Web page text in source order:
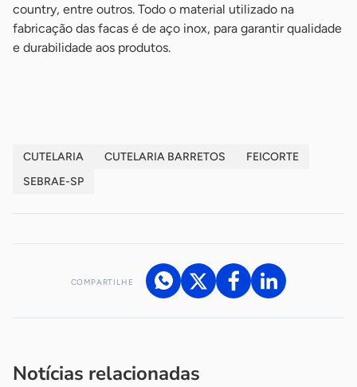
country, entre outros. Todo o material utilizado na
fabricação das facas é de aço inox, para garantir qualidade
e durabilidade aos produtos.
CUTELARIA CUTELARIA BARRETOS
FEICORTE
SEBRAE-SP
COMPARTILHE
Notícias relacionadas